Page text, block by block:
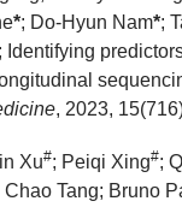
*; Do-Hyun Nam*;
; Identifying
, 2023,
Xu#; Peiqi Xing#;
Chao Tang; Bruno